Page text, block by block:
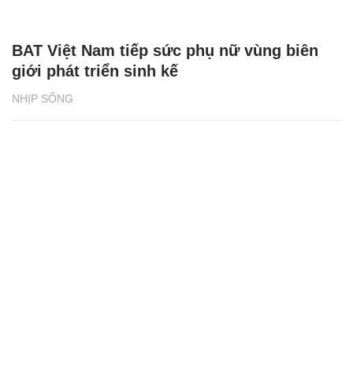
NHỊP SỐNG
BAT Việt Nam tiếp sức phụ nữ vùng biên
giới phát triển sinh kế